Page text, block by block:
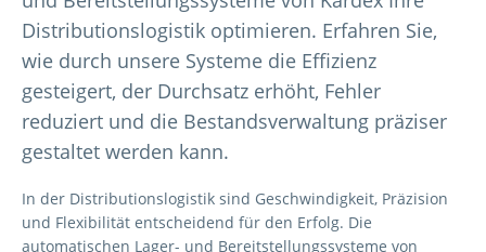
Distributionslogistik optimieren. Erfahren Sie,
wie durch unsere Systeme die Effizienz
gesteigert, der Durchsatz erhöht, Fehler
reduziert und die Bestandsverwaltung präziser
gestaltet werden kann.
In der Distributionslogistik sind Geschwindigkeit, Präzision
und Flexibilität entscheidend für den Erfolg. Die
automatischen Lager- und Bereitstellungssysteme von